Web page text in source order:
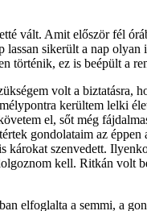
vált. Amit először fél
sikerült a nap olyan
ez is beépült a
volt a biztatásra,
kerültem lelki
el, sőt még
gondolataim az
károkat szenvedett.
kell. Ritkán volt
elfoglalta a semmi, a